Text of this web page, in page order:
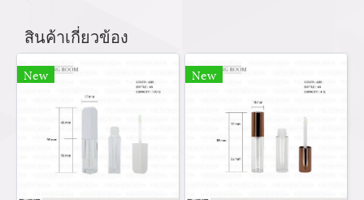
สินค้าเกี่ยวข้อง
New New